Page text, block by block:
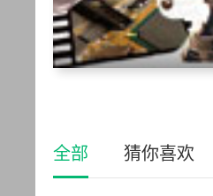
全部 猜你喜欢